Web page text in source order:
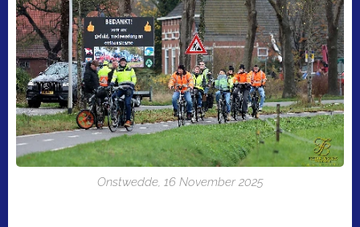
Onstwedde, 16 November 2025